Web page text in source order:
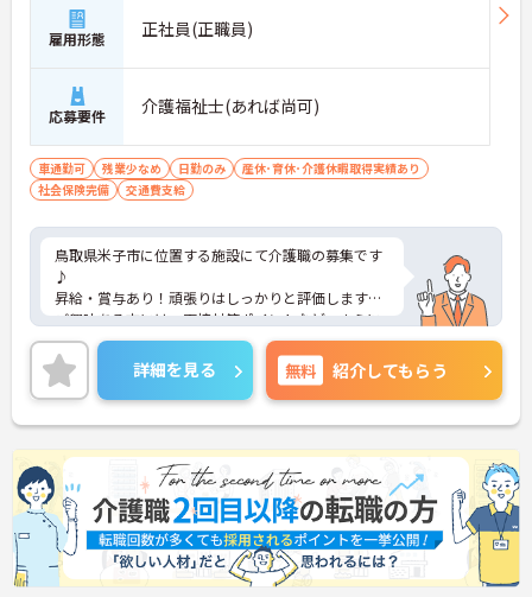
雇用形態 正社員(正職員)
応募要件 介護福祉士(あれば尚可)
車通勤可 残業少なめ 日勤のみ
産休･育休･介護休暇取得実績あり
社会保険完備
交通費支給
鳥取県米子市に位置する施設にて介護職の募集です
♪
昇給・賞与あり！頑張りはしっかりと評価します◎
ご興味ある方には、面接対策ポイントなど、さらに
詳細をお話しいたしますのでお気軽にご相談くださ
い！
詳細を見る 無料 紹介してもらう